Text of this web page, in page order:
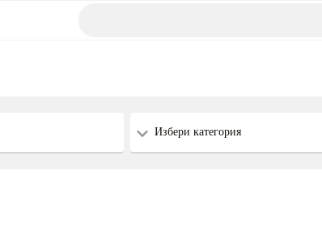
Избери категория